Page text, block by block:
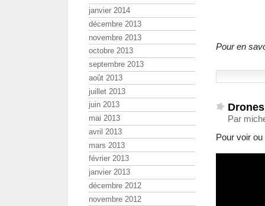
Pour en
Par
Pour voir
janvier 2014
décembre 2013
novembre 2013
octobre 2013
septembre 2013
août 2013
juillet 2013
juin 2013
mai 2013
avril 2013
mars 2013
février 2013
janvier 2013
décembre 2012
novembre 2012